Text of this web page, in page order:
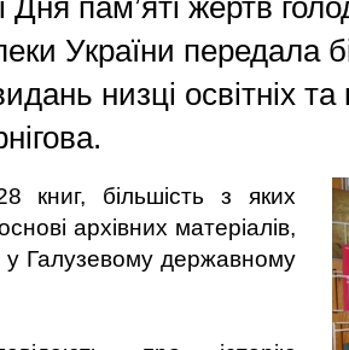
Дня пам’яті жертв
України передала
низці освітніх та
книг, більшість з яких
архівних матеріалів,
у Галузевому державному